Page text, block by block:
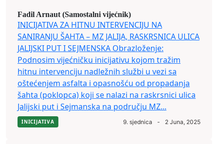
Fadil Arnaut (Samostalni vijećnik)
INICIJATIVA ZA HITNU INTERVENCIJU NA
SANIRANJU ŠAHTA – MZ JALIJA, RASKRSNICA ULICA
JALIJSKI PUT I SEJMENSKA Obrazloženje:
Podnosim vijećničku inicijativu kojom tražim
hitnu intervenciju nadležnih službi u vezi sa
oštećenjem asfalta i opasnošću od propadanja
šahta (poklopca) koji se nalazi na raskrsnici ulica
Jalijski put i Sejmanska na području MZ...
INICIJATIVA 9. sjednica - 2 Juna, 2025